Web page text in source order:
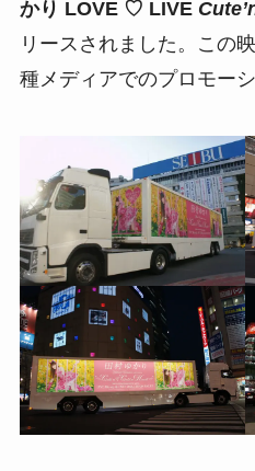
かり LOVE ♡ LIVE
リースされました。この
種メディアでのプロモー